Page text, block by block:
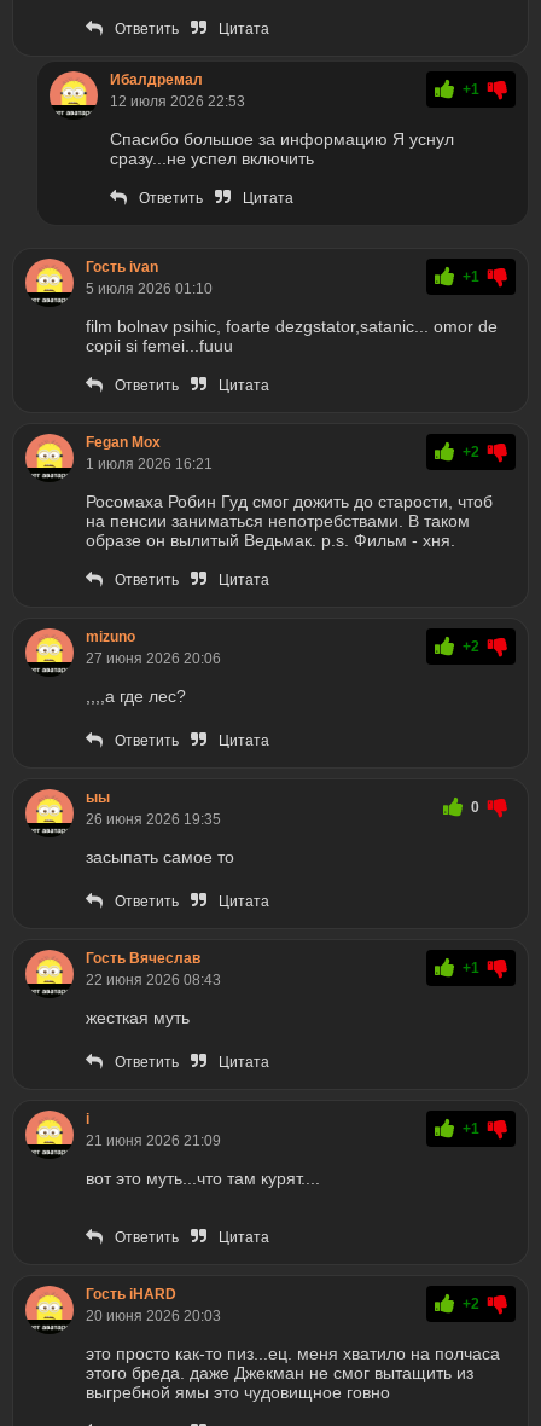
Ответить Цитата
Ибалдремал
12 июля 2026 22:53
+1
Спасибо большое за информацию Я уснул
сразу...не успел включить
Ответить Цитата
Гость ivan
5 июля 2026 01:10
+1
film bolnav psihic, foarte dezgstator,satanic... omor de
copii si femei...fuuu
Ответить Цитата
Fegan Mox
1 июля 2026 16:21
+2
Росомаха Робин Гуд смог дожить до старости, чтоб
на пенсии заниматься непотребствами. В таком
образе он вылитый Ведьмак. p.s. Фильм - хня.
Ответить Цитата
mizuno
27 июня 2026 20:06
+2
,,,,а где лес?
Ответить Цитата
ыы
26 июня 2026 19:35
0
засыпать самое то
Ответить Цитата
Гость Вячеслав
22 июня 2026 08:43
+1
жесткая муть
Ответить Цитата
i
21 июня 2026 21:09
+1
вот это муть...что там курят....
Ответить Цитата
Гость iHARD
20 июня 2026 20:03
+2
это просто как-то пиз...ец. меня хватило на полчаса
этого бреда. даже Джекман не смог вытащить из
выгребной ямы это чудовищное говно